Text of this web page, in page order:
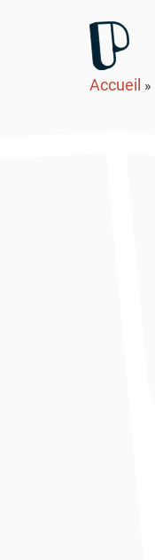
Accueil »